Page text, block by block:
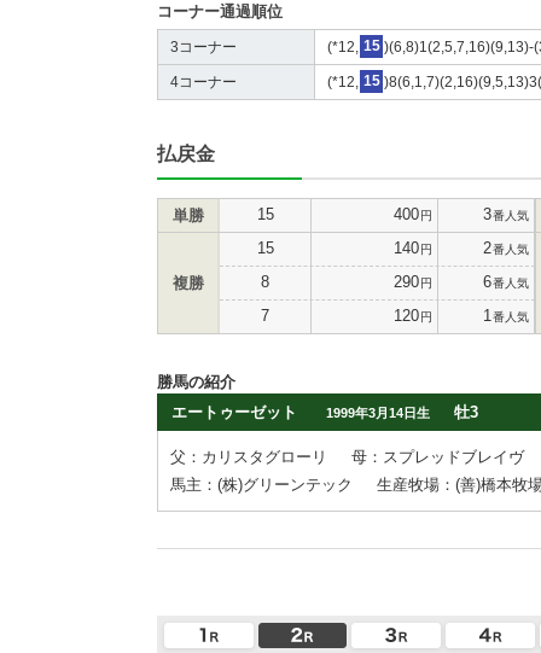
コーナー通過順位
3コーナー (*12, 15 )(6,8)1(2,5,7,16)(9,13)-
4コーナー (*12, 15
払戻金
単勝 15 400円 3番人気
複勝
15 140円 2番人気
8 290円 6番人気
7 120円 1 番人気
勝馬の紹介
エートゥーゼット
1999年3月14日生 牡3
父：カリスタグローリ
母：スプレッドブレイヴ
馬主：(株)グリーンテック
生産牧場：(善)橋本牧